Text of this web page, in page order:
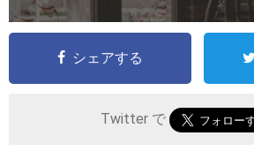
シェアする
Twitter で